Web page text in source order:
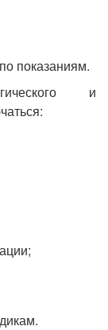
показаниям.
и